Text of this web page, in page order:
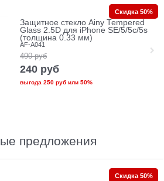
Защитное стекло Ainy Tempered
Glass 2.5D для iPhone SE/5/5c/5s
(толщина 0.33 мм)
AF-A041
490 руб
240 руб
выгода 250 рубили 50%
Скидка 50%
предложения
Скидка 50%